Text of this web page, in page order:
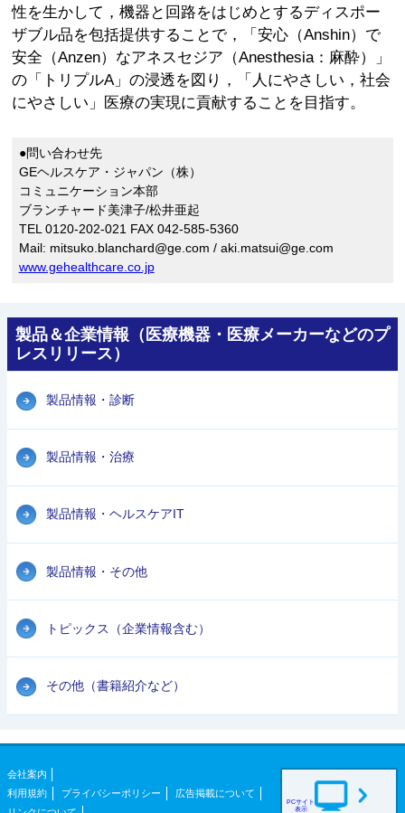
性を生かして，機器と回路をはじめとするディスポー
ザブル品を包括提供することで，「安心（Anshin）で
安全（Anzen）なアネスセジア（Anesthesia：麻酔）」
の「トリプルA」の浸透を図り，「人にやさしい，社会
にやさしい」医療の実現に貢献することを目指す。
●問い合わせ先
GEヘルスケア・ジャパン（株）
コミュニケーション本部
ブランチャード美津子/松井亜起
TEL 0120-202-021 FAX 042-585-5360
Mail: mitsuko.blanchard@ge.com / aki.matsui@ge.com
www.gehealthcare.co.jp
製品＆企業情報（医療機器・医療メーカーなどのプ
レスリリース）
製品情報・診断
製品情報・治療
製品情報・ヘルスケアIT
製品情報・その他
トピックス（企業情報含む）
その他（書籍紹介など）
会社案内
利用規約
プライバシーポリシー
広告掲載について
PCサイト
表示